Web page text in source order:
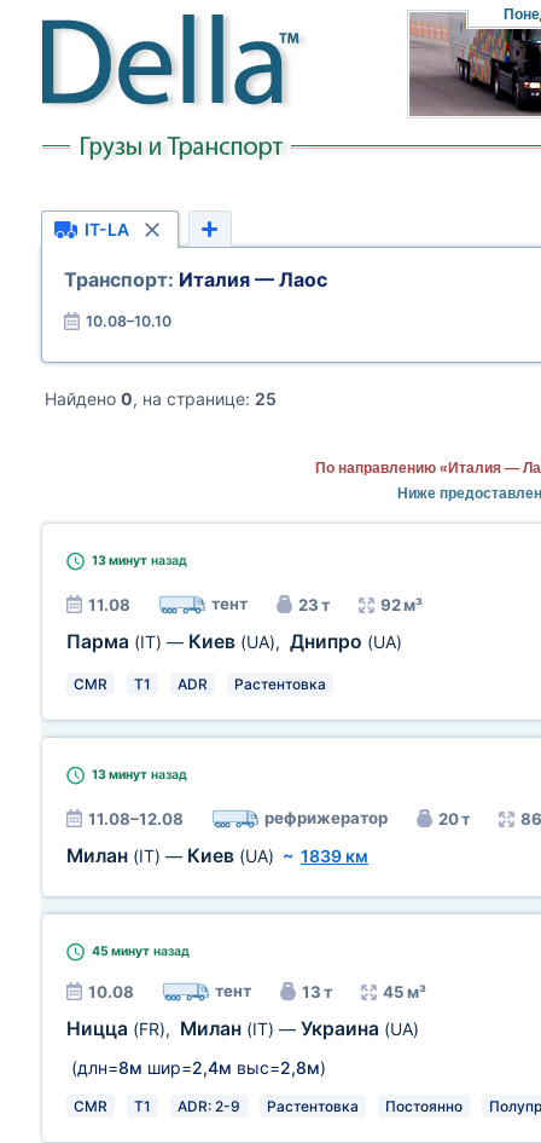
IT-LA
Транспорт: Италия — Лаос
10.08–10.10
Найдено 0, на странице: 25
По направлению «Италия —
Ниже
13 минут назад
11.08 тент 23 т 92 м³
Парма (IT) — Киев (UA), Днипро (UA)
CMR T1 ADR Растентовка
13 минут назад
11.08–12.08 рефрижератор 20 т
Милан (IT) — Киев (UA) ~ 1839 км
45 минут назад
10.08 тент 13 т 45 м³
Ницца (FR), Милан (IT) — Украина (UA)
(длн=8м шир=2,4м выс=2,8м)
CMR T1 ADR: 2-9 Растентовка Постоянно